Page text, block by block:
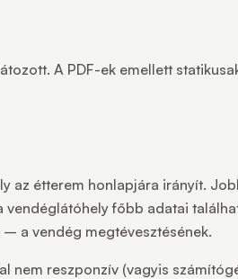
A PDF-ek emellett
az étterem honlapjára irányít.
főbb adatai
a vendég megtévesztésének.
reszponzív (vagyis